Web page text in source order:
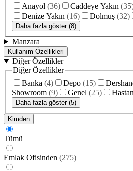
Anayol (36) Caddeye Yakın (35)
Denize Yakın (16) Dolmuş (32)
Daha fazla göster (8)
Manzara
Kullanım Özellikleri
Diğer Özellikler
Diğer Özellikler
Banka (4) Depo (15)
Showroom (9) Genel (25)
Daha fazla göster (5)
Kimden
Tümü
Emlak Ofisinden (275)